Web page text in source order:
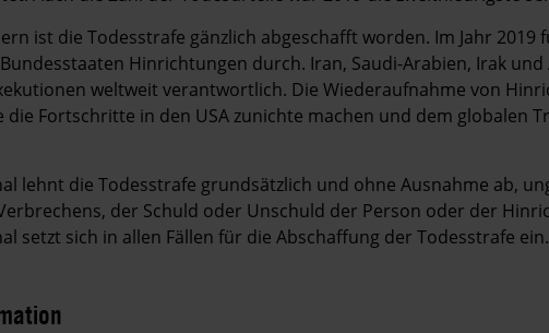
ist die Todesstrafe gänzlich abgeschafft worden. Im Jahr 2019
Hinrichtungen durch. Iran, Saudi-Arabien, Irak
weltweit verantwortlich. Die Wiederaufnahme von
die Fortschritte in den USA zunichte machen und dem globalen
lehnt die Todesstrafe grundsätzlich und ohne Ausnahme ab,
der Schuld oder Unschuld der Person oder der
setzt sich in allen Fällen für die Abschaffung der Todesstrafe ein.